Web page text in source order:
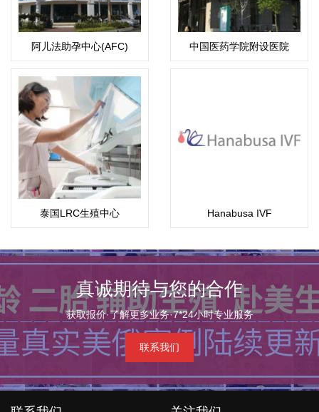
阿儿法助孕中心(AFC) 中国医药学院附设医院
泰国LRC生殖中心 Hanabusa IVF
真诚期待与您的合作
获取报价·了解更多业务·7*24小时专业服务
联系我们